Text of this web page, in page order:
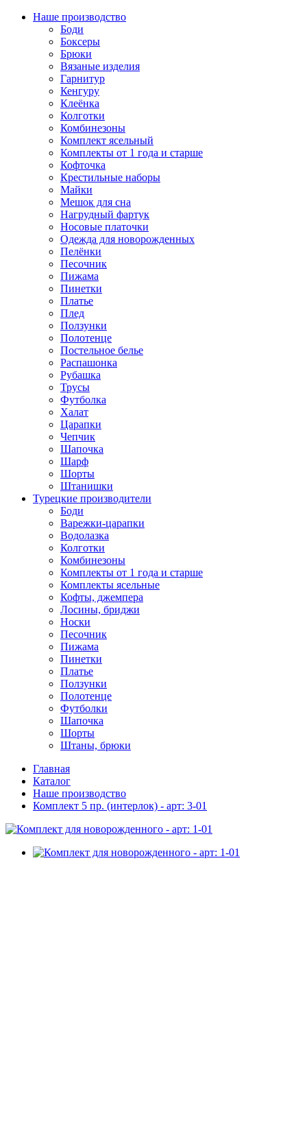
Наше производство
Боди
Боксеры
Брюки
Вязаные изделия
Гарнитур
Кенгуру
Клеёнка
Колготки
Комбинезоны
Комплект ясельный
Комплекты от 1 года и старше
Кофточка
Крестильные наборы
Майки
Мешок для сна
Нагрудный фартук
Носовые платочки
Одежда для новорожденных
Пелёнки
Песочник
Пижама
Пинетки
Платье
Плед
Ползунки
Полотенце
Постельное белье
Распашонка
Рубашка
Трусы
Футболка
Халат
Царапки
Чепчик
Шапочка
Шарф
Шорты
Штанишки
Турецкие производители
Боди
Варежки-царапки
Водолазка
Колготки
Комбинезоны
Комплекты от 1 года и старше
Комплекты ясельные
Кофты, джемпера
Лосины, бриджи
Носки
Песочник
Пижама
Пинетки
Платье
Ползунки
Полотенце
Футболки
Шапочка
Шорты
Штаны, брюки
Главная
Каталог
Наше производство
Комплект 5 пр. (интерлок) - арт: 3-01